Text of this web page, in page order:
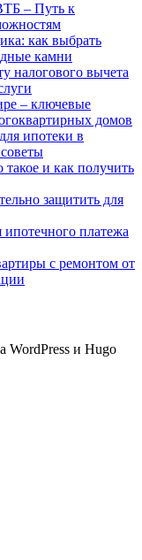
– Путь к
как выбрать
камни
налогового вычета
– ключевые
домов
ипотеки в
и как получить
защитить для
платежа
с ремонтом от
WordPress и Hugo